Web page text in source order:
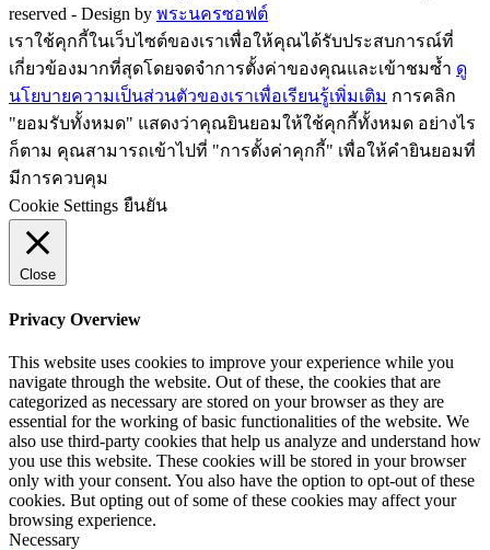
reserved - Design by พระนครซอฟต์
เราใช้คุกกี้ในเว็บไซต์ของเราเพื่อให้คุณได้รับประสบการณ์ที่
เกี่ยวข้องมากที่สุดโดยจดจำการตั้งค่าของคุณและเข้าชมซ้ำ ดู
นโยบายความเป็นส่วนตัวของเราเพื่อเรียนรู้เพิ่มเติม การคลิก
"ยอมรับทั้งหมด" แสดงว่าคุณยินยอมให้ใช้คุกกี้ทั้งหมด อย่างไร
ก็ตาม คุณสามารถเข้าไปที่ "การตั้งค่าคุกกี้" เพื่อให้คำยินยอมที่
มีการควบคุม
Cookie Settings ยืนยัน
Close
Privacy Overview
This website uses cookies to improve your experience while you
navigate through the website. Out of these, the cookies that are
categorized as necessary are stored on your browser as they are
essential for the working of basic functionalities of the website. We
also use third-party cookies that help us analyze and understand how
you use this website. These cookies will be stored in your browser
only with your consent. You also have the option to opt-out of these
cookies. But opting out of some of these cookies may affect your
browsing experience.
Necessary